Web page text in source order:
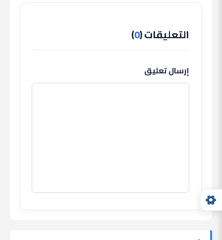
التعليقات (0
)
إرسال تعليق